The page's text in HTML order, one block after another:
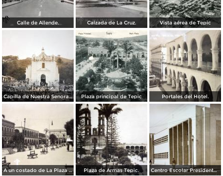
Calle de Allende. Calzada de La Cruz. Vista aérea de Tepic
Capilla de Nuestra Senora de Guadalupe en Barranca el Pichon. Plaza principal de Tepic Portales del Hotel.
A un costado de La Plaza principal. Plaza de Armas Tepic. Centro Escolar Presidente M Aleman.